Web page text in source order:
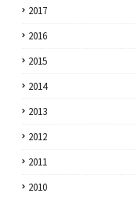
2017
2016
2015
2014
2013
2012
2011
2010